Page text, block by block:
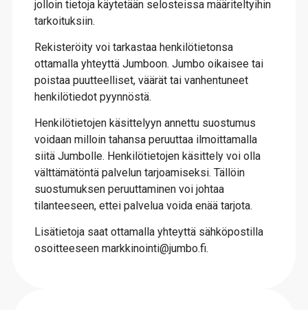
jolloin tietoja käytetään selosteissa määriteltyihin
tarkoituksiin.
Rekisteröity voi tarkastaa henkilötietonsa
ottamalla yhteyttä Jumboon. Jumbo oikaisee tai
poistaa puutteelliset, väärät tai vanhentuneet
henkilötiedot pyynnöstä.
Henkilötietojen käsittelyyn annettu suostumus
voidaan milloin tahansa peruuttaa ilmoittamalla
siitä Jumbolle. Henkilötietojen käsittely voi olla
välttämätöntä palvelun tarjoamiseksi. Tällöin
suostumuksen peruuttaminen voi johtaa
tilanteeseen, ettei palvelua voida enää tarjota.
Lisätietoja saat ottamalla yhteyttä sähköpostilla
osoitteeseen markkinointi@jumbo.fi.